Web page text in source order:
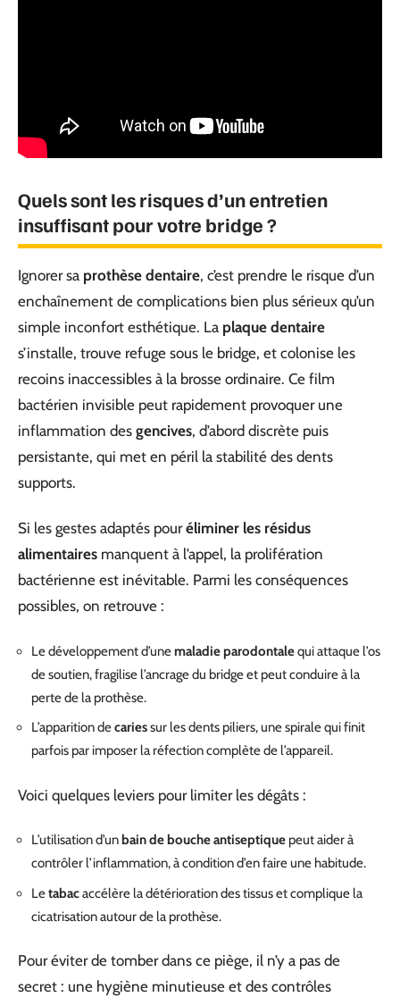
Quels sont les risques d’un entretien
insuffisant pour votre bridge ?
Ignorer sa prothèse dentaire, c’est prendre le risque d’un
enchaînement de complications bien plus sérieux qu’un
simple inconfort esthétique. La plaque dentaire
s’installe, trouve refuge sous le bridge, et colonise les
recoins inaccessibles à la brosse ordinaire. Ce film
bactérien invisible peut rapidement provoquer une
inflammation des gencives, d’abord discrète puis
persistante, qui met en péril la stabilité des dents
supports.
Si les gestes adaptés pouréliminer les résidus
alimentaires manquent à l’appel, la prolifération
bactérienne est inévitable. Parmi les conséquences
possibles, on retrouve :
Le développement d’unemaladie parodontalequi attaque l’os
de soutien, fragilise l’ancrage du bridge et peut conduire à la
perte de la prothèse.
L’apparition decariessur les dents piliers, une spirale qui finit
parfois par imposer la réfection complète de l’appareil.
Voici quelques leviers pour limiter les dégâts :
L’utilisation d’un bain de bouche antiseptique peut aider à
contrôler l’inflammation, à condition d’en faire une habitude.
Letabacaccélère la détérioration des tissus et complique la
cicatrisation autour de la prothèse.
Pour éviter de tomber dans ce piège, il n’y a pas de
secret : une hygiène minutieuse et des contrôles